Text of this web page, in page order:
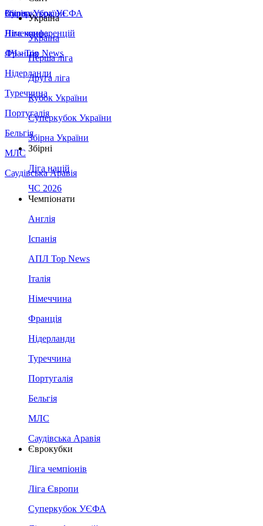
Збірна України
Італія
Німеччина
Франція
Нідерланди
Туреччина
Португалія
Бельгія
МЛС
Саудівська Аравія
Суперкубок УЄФА
Ліга конференцій
ЛЧ - Top News
Україна
Україна
Перша ліга
Друга ліга
Кубок України
Суперкубок України
Збірна України
Збірні
Ліга націй
ЧС 2026
Чемпіонати
Англія
Іспанія
АПЛ Top News
Італія
Німеччина
Франція
Нідерланди
Туреччина
Португалія
Бельгія
МЛС
Саудівська Аравія
Єврокубки
Ліга чемпіонів
Ліга Європи
Суперкубок УЄФА